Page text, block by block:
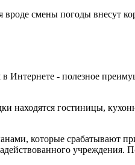
вроде смены погоды внесут
Интернете - полезное
находятся гостиницы,
которые срабатывают
учреждения.